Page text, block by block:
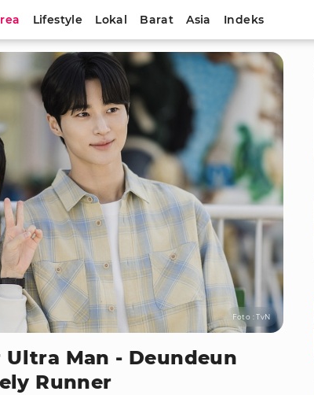
Lifestyle Lokal Barat Asia Indeks
Foto : TvN
Man - Deundeun
Runner